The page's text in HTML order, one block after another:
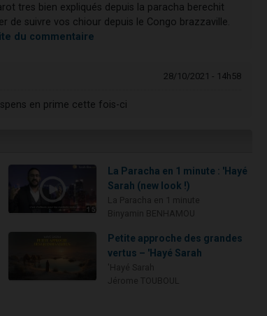
tres bien expliqués depuis la paracha berechit
de suivre vos chiour depuis le Congo brazzaville.
du commentaire
28/10/2021 - 14h58
en prime cette fois-ci
La Paracha en 1 minute : 'Hayé
Sarah (new look !)
Petite approche des grandes
vertus – 'Hayé Sarah